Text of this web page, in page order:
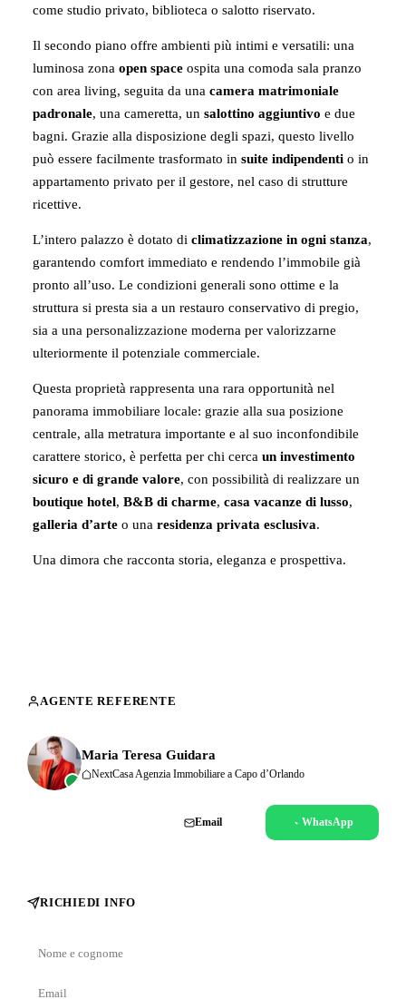
come studio privato, biblioteca o salotto riservato.
Il secondo piano offre ambienti più intimi e versatili: una
luminosa zona open space ospita una comoda sala pranzo
con area living, seguita da una camera matrimoniale
padronale, una cameretta, un salottino aggiuntivo e due
bagni. Grazie alla disposizione degli spazi, questo livello
può essere facilmente trasformato in suite indipendenti o in
appartamento privato per il gestore, nel caso di strutture
ricettive.
L’intero palazzo è dotato di climatizzazione in ogni stanza,
garantendo comfort immediato e rendendo l’immobile già
pronto all’uso. Le condizioni generali sono ottime e la
struttura si presta sia a un restauro conservativo di pregio,
sia a una personalizzazione moderna per valorizzarne
ulteriormente il potenziale commerciale.
Questa proprietà rappresenta una rara opportunità nel
panorama immobiliare locale: grazie alla sua posizione
centrale, alla metratura importante e al suo inconfondibile
carattere storico, è perfetta per chi cerca un investimento
sicuro e di grande valore, con possibilità di realizzare un
boutique hotel, B&B di charme, casa vacanze di lusso,
galleria d’arte o una residenza privata esclusiva.
Una dimora che racconta storia, eleganza e prospettiva.
AGENTE REFERENTE
Maria Teresa Guidara
NextCasa Agenzia Immobiliare a Capo d’Orlando
Email WhatsApp
RICHIEDI INFO
Nome
cognome
Email